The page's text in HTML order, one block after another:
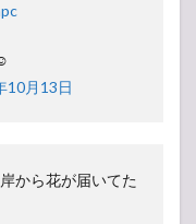
10月13日
から花が届いてた